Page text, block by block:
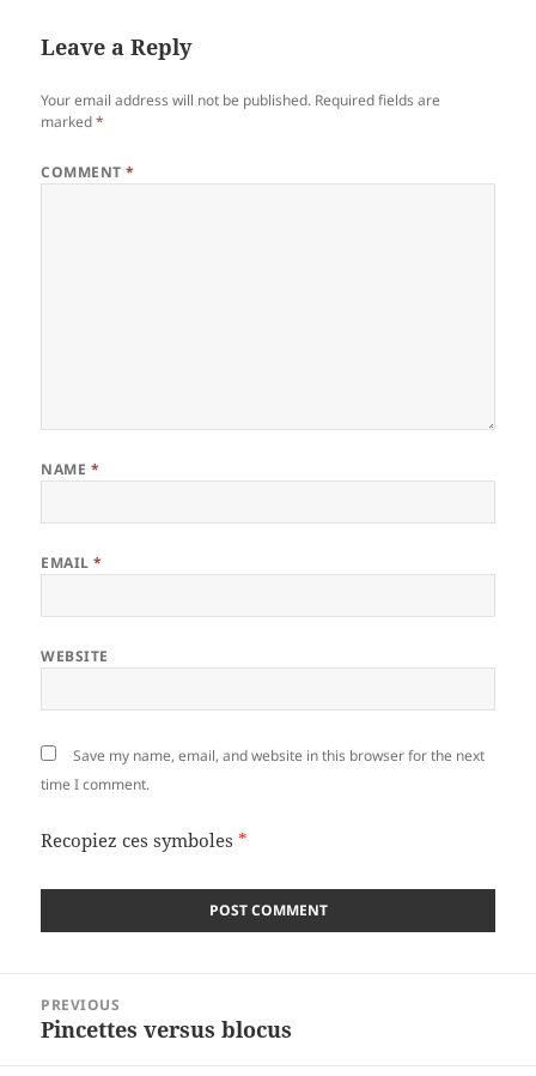
Leave a Reply
Your email address will not be published. Required fields are
marked*
COMMENT*
NAME *
EMAIL*
WEBSITE
Save my name, email, and website in this browser for the next
time I comment.
Recopiez ces symboles *
navigation
PREVIOUS
Previous
Pincettes versus blocus